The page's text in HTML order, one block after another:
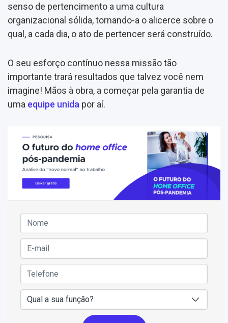
senso de pertencimento a uma cultura
organizacional sólida, tornando-a o alicerce sobre o
qual, a cada dia, o ato de pertencer será construído.
O seu esforço contínuo nessa missão tão
importante trará resultados que talvez você nem
imagine! Mãos à obra, a começar pela garantia de
uma equipe unida por aí.